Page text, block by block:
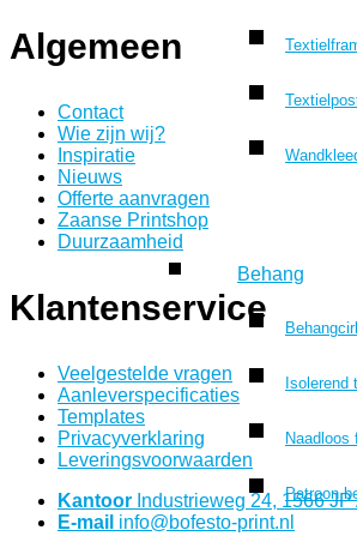
Behang
Isolerend
Naadloos
Patroon
Algemeen
Contact
Wie zijn wij?
Inspiratie
Nieuws
Offerte aanvragen
Zaanse Printshop
Duurzaamheid
Klantenservice
Veelgestelde vragen
Aanleverspecificaties
Templates
Privacyverklaring
Leveringsvoorwaarden
Kantoor Industrieweg 24, 1566
E-mail info@bofesto-print.nl